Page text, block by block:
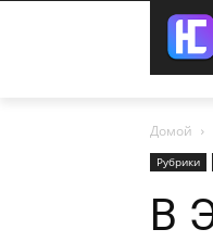
Домой
Рубрики
В